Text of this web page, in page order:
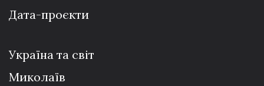
Дата-проєкти
Україна та світ
Миколаїв